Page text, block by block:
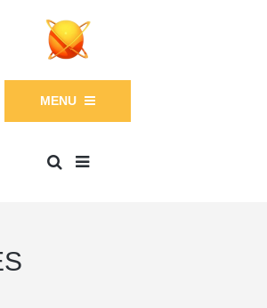
MENU